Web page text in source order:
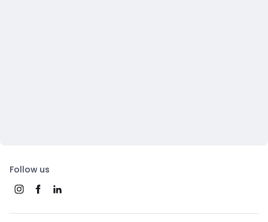
Follow us